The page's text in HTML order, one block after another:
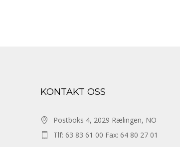
KONTAKT OSS
Postboks 4, 2029 Rælingen, NO
Tlf: 63 83 61 00 Fax: 64 80 27 01